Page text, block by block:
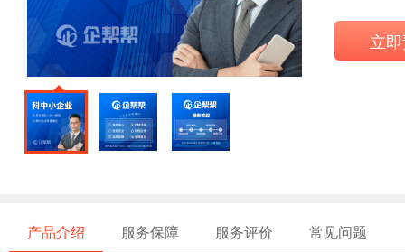
立
产品介绍 服务保障 服务评价 常见问题